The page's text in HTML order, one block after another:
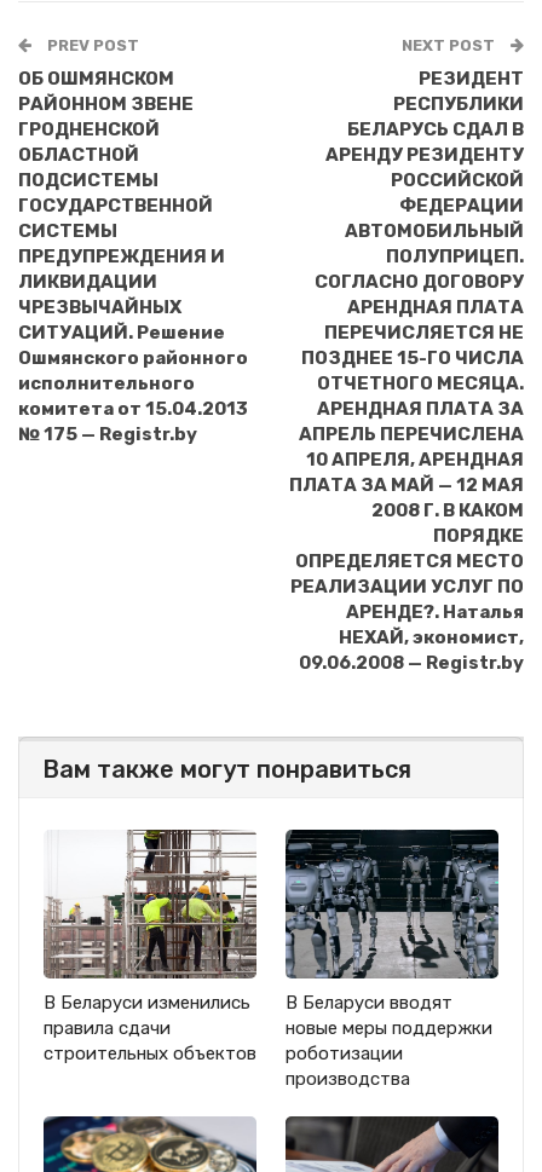
PREV POST
ОБ ОШМЯНСКОМ
РАЙОННОМ ЗВЕНЕ
ГРОДНЕНСКОЙ
ОБЛАСТНОЙ
ПОДСИСТЕМЫ
ГОСУДАРСТВЕННОЙ
СИСТЕМЫ
ПРЕДУПРЕЖДЕНИЯ И
ЛИКВИДАЦИИ
ЧРЕЗВЫЧАЙНЫХ
СИТУАЦИЙ. Решение
Ошмянского районного
исполнительного
комитета от 15.04.2013
№ 175 — Registr.by
NEXT POST
РЕЗИДЕНТ
РЕСПУБЛИКИ
БЕЛАРУСЬ СДАЛ В
АРЕНДУ РЕЗИДЕНТУ
РОССИЙСКОЙ
ФЕДЕРАЦИИ
АВТОМОБИЛЬНЫЙ
ПОЛУПРИЦЕП.
СОГЛАСНО ДОГОВОРУ
АРЕНДНАЯ ПЛАТА
ПЕРЕЧИСЛЯЕТСЯ НЕ
ПОЗДНЕЕ 15-ГО ЧИСЛА
ОТЧЕТНОГО МЕСЯЦА.
АРЕНДНАЯ ПЛАТА ЗА
АПРЕЛЬ ПЕРЕЧИСЛЕНА
10 АПРЕЛЯ, АРЕНДНАЯ
ПЛАТА ЗА МАЙ — 12 МАЯ
2008 Г. В КАКОМ
ПОРЯДКЕ
ОПРЕДЕЛЯЕТСЯ МЕСТО
РЕАЛИЗАЦИИ УСЛУГ ПО
АРЕНДЕ?. Наталья
НЕХАЙ, экономист,
09.06.2008 — Registr.by
Вам также могут понравиться
В Беларуси изменились
правила сдачи
строительных объектов
В Беларуси вводят
новые меры поддержки
роботизации
производства